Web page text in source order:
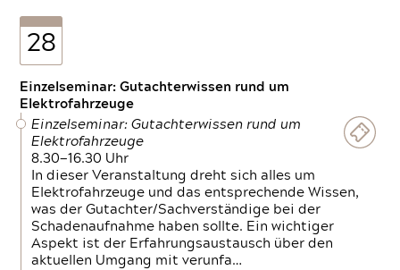
28
Einzelseminar: Gutachterwissen rund um
Elektrofahrzeuge
Einzelseminar: Gutachterwissen rund um
Elektrofahrzeuge
8.30—16.30 Uhr
In dieser Veranstaltung dreht sich alles um
Elektrofahrzeuge und das entsprechende Wissen,
was der Gutachter/Sachverständige bei der
Schadenaufnahme haben sollte. Ein wichtiger
Aspekt ist der Erfahrungsaustausch über den
aktuellen Umgang mit verunfa…